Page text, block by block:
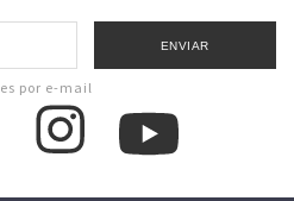
por e-mail